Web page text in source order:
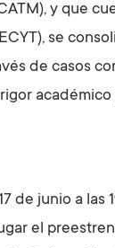
y que
se
de casos
académico
de junio a las
el